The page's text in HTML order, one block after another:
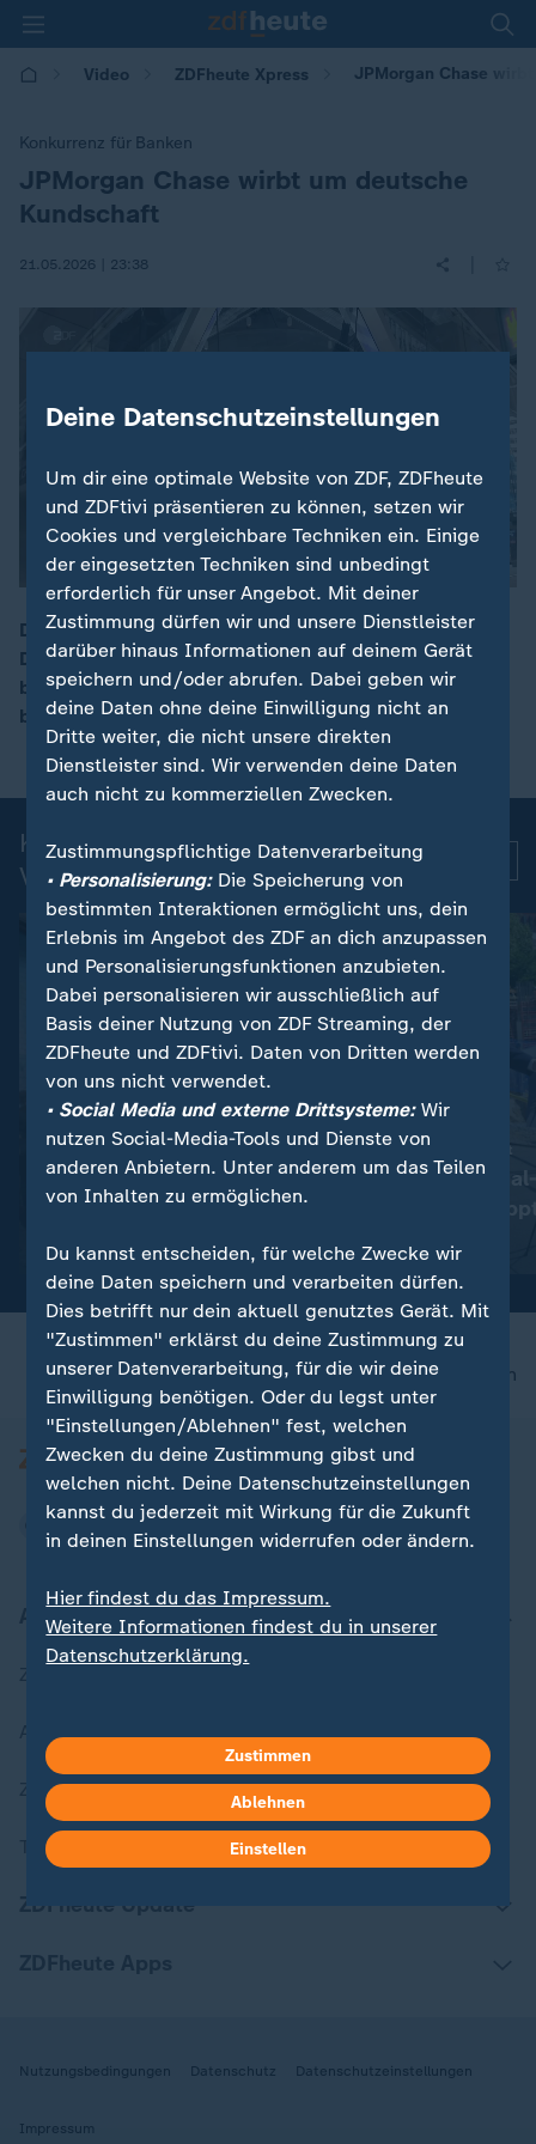
Video ZDFheute Xpress JPMorgan Chase
Konkurrenz für Banken
:
JPMorgan Chase wirbt um deutsche
Kundschaft
21.05.2026 | 23:38
00:17
Die US-Großbank JPMorgan Chase will ihr Geschäft in
Deutschland ausbauen. Um Kunden zu gewinnen,
bietet Chase vier Prozent Zinsen auf Tagesgeld. Das
bedeutet mehr Konkurrenz für deutsche Banken.
Kurznachrichten: Aktuelle
Videos
Berlin:
Kostendruck gefährdet
Clubszene
Video
US-Berufungsgericht
Trumps
Video 0:28
nach oben
Aktuell bei ZDFheute
Aktuelle Sendungs-Videos
ZDFheute Stories
Themen im Überblick
ZDFheute Update
Nutzungsbedingungen Datenschutz Datenschutzeinstellungen
Impressum
Deine Datenschutzeinstellungen
Um dir eine optimale Website von ZDF, ZDFheute
und ZDFtivi präsentieren zu können, setzen wir
Cookies und vergleichbare Techniken ein. Einige
der eingesetzten Techniken sind unbedingt
erforderlich für unser Angebot. Mit deiner
Zustimmung dürfen wir und unsere Dienstleister
darüber hinaus Informationen auf deinem Gerät
speichern und/oder abrufen. Dabei geben wir
deine Daten ohne deine Einwilligung nicht an
Dritte weiter, die nicht unsere direkten
Dienstleister sind. Wir verwenden deine Daten
auch nicht zu kommerziellen Zwecken.
Zustimmungspflichtige Datenverarbeitung
• Personalisierung:Die Speicherung von
bestimmten Interaktionen ermöglicht uns, dein
Erlebnis im Angebot des ZDF an dich anzupassen
und Personalisierungsfunktionen anzubieten.
Dabei personalisieren wir ausschließlich auf
Basis deiner Nutzung von ZDF Streaming, der
ZDFheute und ZDFtivi. Daten von Dritten werden
von uns nicht verwendet.
• Social Media und externe Drittsysteme:Wir
nutzen Social-Media-Tools und Dienste von
anderen Anbietern. Unter anderem um das Teilen
von Inhalten zu ermöglichen.
Du kannst entscheiden, für welche Zwecke wir
deine Daten speichern und verarbeiten dürfen.
Dies betrifft nur dein aktuell genutztes Gerät. Mit
"Zustimmen" erklärst du deine Zustimmung zu
unserer Datenverarbeitung, für die wir deine
Einwilligung benötigen. Oder du legst unter
"Einstellungen/Ablehnen" fest, welchen
Zwecken du deine Zustimmung gibst und
welchen nicht. Deine Datenschutzeinstellungen
kannst du jederzeit mit Wirkung für die Zukunft
in deinen Einstellungen widerrufen oder ändern.
Hier findest du das Impressum.
Weitere Informationen findest du in unserer
Datenschutzerklärung.
Zustimmen
Ablehnen
Einstellen